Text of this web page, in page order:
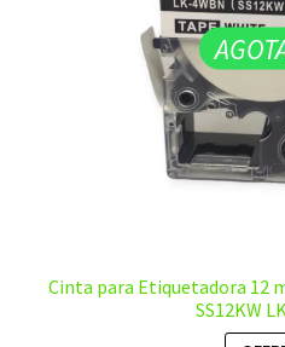
Cinta para Etiquetadora 12
SS12KW